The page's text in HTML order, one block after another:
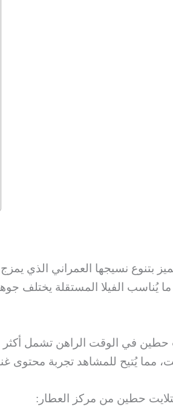
بتنوع نسيجها العمراني الذي
يُناسب الفيلا المستقلة يختلف
حطين في الوقت الراهن تشمل أكثر
مما يُتيح للمشاهد تجربة محتوى
حطين من مركز العطار: